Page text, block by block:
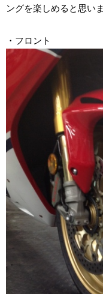
ングを楽しめると思い
・フロント